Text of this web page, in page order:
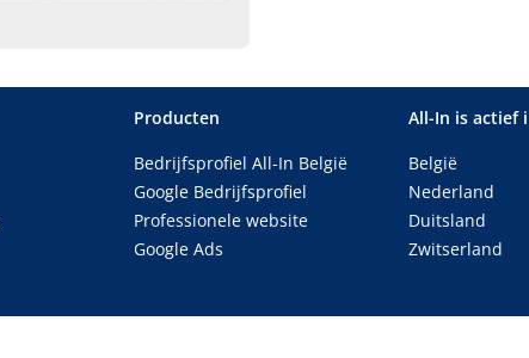
Producten
Bedrijfsprofiel All-In België
Google Bedrijfsprofiel
Professionele website
Google Ads
All-In is actief
België
Nederland
Duitsland
Zwitserland